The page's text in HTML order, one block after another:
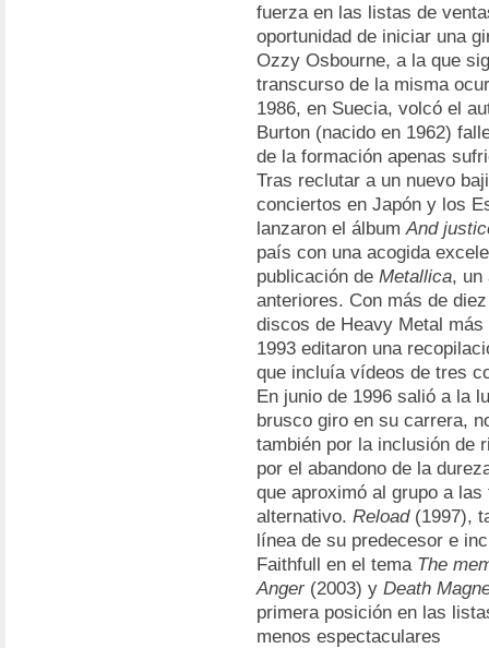
fuerza en las listas de
oportunidad de iniciar una
Ozzy Osbourne, a la que
transcurso de la misma
1986, en Suecia, volcó el
Burton (nacido en 1962)
de la formación apenas
Tras reclutar a un nuevo
conciertos en Japón y los
lanzaron el álbumAnd
país con una acogida
publicación de Metallica, un
anteriores. Con más de
discos de Heavy Metal
1993 editaron una
que incluía vídeos de tres
En junio de 1996 salió a la
brusco giro en su carrera,
también por la inclusión de
por el abandono de la
que aproximó al grupo a
alternativo. Reload(1997),
línea de su predecesor e
Faithfull en el tema The
Anger (2003) y Death
primera posición en las
menos espectaculares